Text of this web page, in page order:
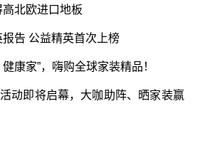
北欧进口地板
告 公益精英首次上榜
康家”，嗨购全球家装精品！
动即将启幕，大咖助阵、晒家装赢